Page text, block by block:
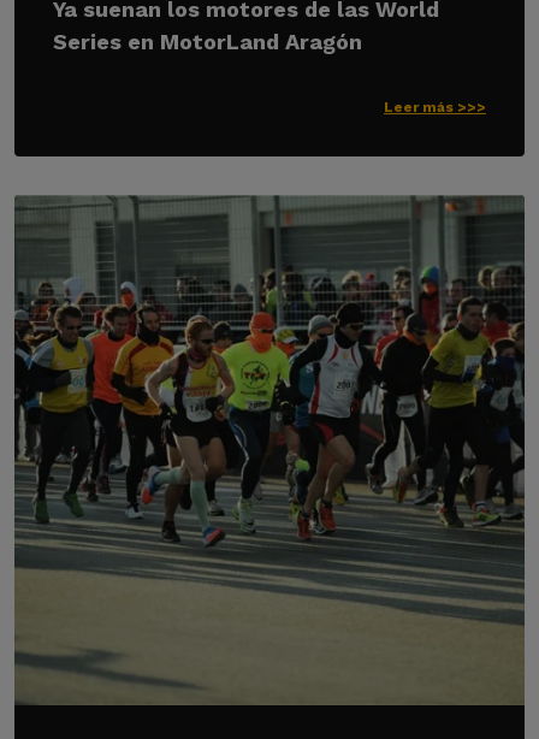
Ya suenan los motores de las World
Series en MotorLand Aragón
Leer más >>>